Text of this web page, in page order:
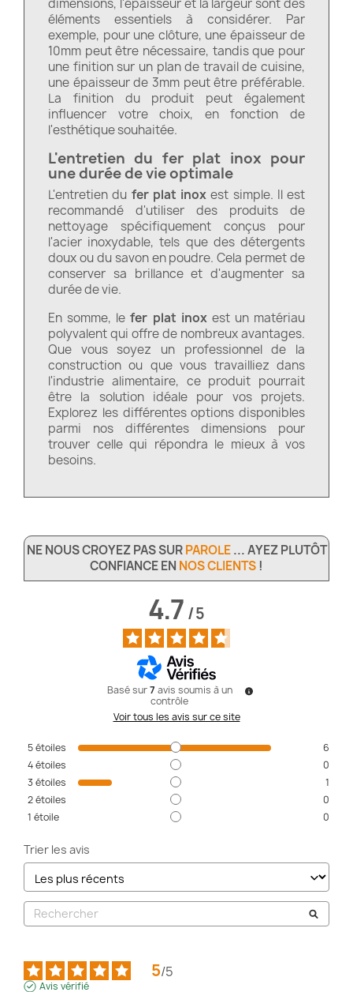
éléments essentiels à considérer. Par
exemple, pour une clôture, une épaisseur de
10mm peut être nécessaire, tandis que pour
une finition sur un plan de travail de cuisine,
une épaisseur de 3mm peut être préférable.
La finition du produit peut également
influencer votre choix, en fonction de
l'esthétique souhaitée.
L'entretien du fer plat inox pour
une durée de vie optimale
L'entretien du fer plat inox est simple. Il est
recommandé d'utiliser des produits de
nettoyage spécifiquement conçus pour
l'acier inoxydable, tels que des détergents
doux ou du savon en poudre. Cela permet de
conserver sa brillance et d'augmenter sa
durée de vie.
En somme, lefer plat inoxest un matériau
polyvalent qui offre de nombreux avantages.
Que vous soyez un professionnel de la
construction ou que vous travailliez dans
l'industrie alimentaire, ce produit pourrait
être la solution idéale pour vos projets.
Explorez les différentes options disponibles
parmi nos différentes dimensions pour
trouver celle qui répondra le mieux à vos
besoins.
NE NOUS CROYEZ PAS SURPAROLE... AYEZ PLUTÔT
CONFIANCE EN NOS CLIENTS !
4.7/5
Basé sur7 avis soumis à un
contrôle
Voir tous les avis sur ce site
5étoiles
6
4étoiles
0
3 étoiles
1
2étoiles
0
1 étoile 0
Trier les avis
5/5
Avis vérifié